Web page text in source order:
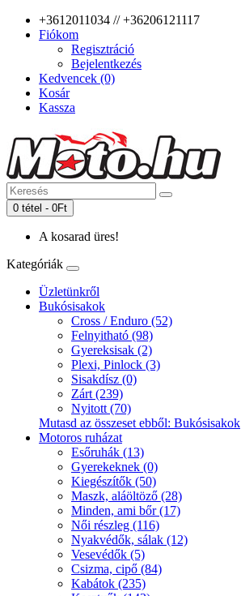
+3612011034 // +36206121117
Fiókom
Regisztráció
Bejelentkezés
Kedvencek (0)
Kosár
Kassza
0 tétel - 0Ft
A kosarad üres!
Kategóriák
Üzletünkről
Bukósisakok
Cross / Enduro (52)
Felnyitható (98)
Gyereksisak (2)
Plexi, Pinlock (3)
Sisakdísz (0)
Zárt (239)
Nyitott (70)
Mutasd az összeset ebből: Bukósisakok
Motoros ruházat
Esőruhák (13)
Gyerekeknek (0)
Kiegészítők (50)
Maszk, aláöltöző (28)
Minden, ami bőr (17)
Női részleg (116)
Nyakvédők, sálak (12)
Vesevédők (5)
Csizma, cipő (84)
Kabátok (235)